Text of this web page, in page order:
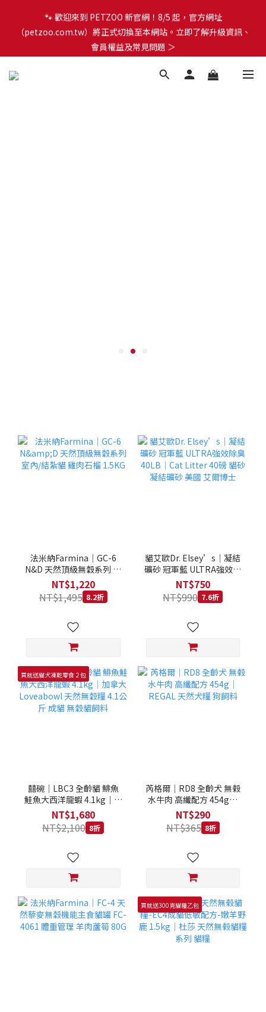
🐾 歡迎來到 PETZOO 新官網！8/5 起，官方網址
（petzoo.com.tw）將正式切換至本網站。立即了解升級資訊、
會員權益及常見問題 ＞
🐾 歡迎來到 PETZOO 新官網！8/5 起，官方網址
（petzoo.com.tw）將正式切換至本網站。立即了解升級資訊、
會員權益及常見問題 ＞
✨【新朋友見面禮】現在註冊即領 $100 購物金！全館滿 $1,500 享
法米納Farmina｜GC-6
N&D 天然頂級無穀系列 室
內/結紮貓 雞肉石榴 1.5KG
NT$1,220
NT$1,495 8.2折
貓艾歐Dr. Elsey’s｜凝結
礦砂 冠軍藍 ULTRA強效除
臭 40LB｜Cat Litter 40磅
士
NT$750
NT$990 7.6折
買就送貓犬凍乾零食２包
囍碗｜LBC3 全齡貓 鯡魚
鮭魚大西洋龍蝦 4.1kg｜加
拿大 Loveabowl 天然無穀
糧 4.1公斤 成貓 無穀貓飼
料
NT$1,680
NT$2,100 8折
芮格爾｜RD8 全齡犬 無榖
水牛肉 高纖配方 454g｜
REGAL 天然犬糧 狗飼料
NT$290
NT$365 8折
買就送300克貓糧乙包